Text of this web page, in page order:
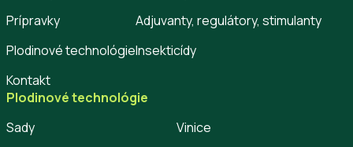
Prípravky
Plodinové technológie
Kontakt
Adjuvanty, regulátory, stimulanty
Insekticídy
Plodinové technológie
Sady
Vinice